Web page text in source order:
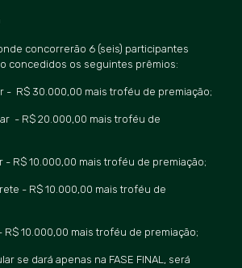
onde concorrerão 6 (seis) participantes
concedidos os seguintes prêmios:
R$ 30.000,00 mais troféu de premiação;
- R$ 20.000,00 mais troféu de
R$ 10.000,00 mais troféu de premiação;
- R$10.000,00 mais troféu de
R$ 10.000,00 mais troféu de premiação;
se dará apenas na FASE FINAL, será